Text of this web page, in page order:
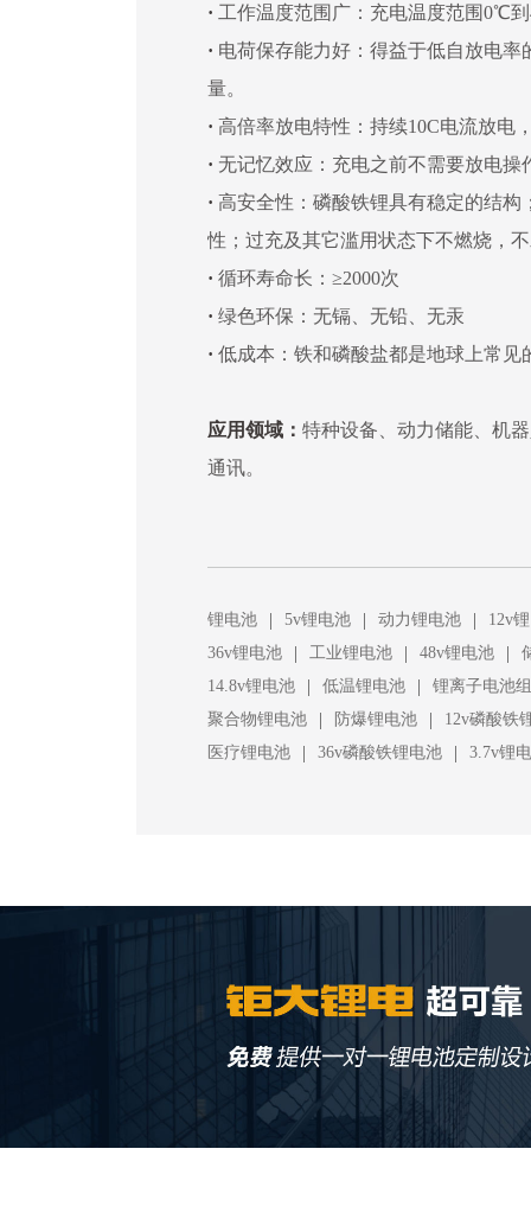
· 工作温度范围广：充电温度范围0℃
· 电荷保存能力好：得益于低自放电
量。
· 高倍率放电特性：持续10C电流放电
· 无记忆效应：充电之前不需要放电操
· 高安全性：磷酸铁锂具有稳定的结构
性；过充及其它滥用状态下不燃烧，
· 循环寿命长：≥2000次
· 绿色环保：无镉、无铅、无汞
· 低成本：铁和磷酸盐都是地球上常见
应用领域： 特种设备、动力储能、机
通讯。
锂电池 | 5v锂电池 | 动力锂电池 |
12v
36v锂电池
| 工业锂电池 | 48v锂电池 |
14.8v锂电池
| 低温锂电池 |
锂离子电池组
聚合物锂电池
| 防爆锂电池 |
12v磷酸铁
医疗锂电池
| 36v磷酸铁锂电池 | 3.7v锂